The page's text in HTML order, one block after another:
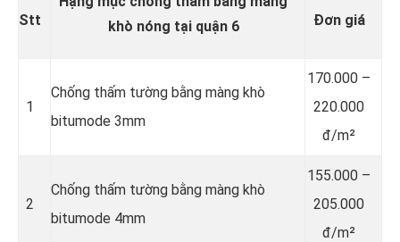
Stt
khò nóng tại quận 6
Đơn giá
1
Chống thấm tường bằng màng khò
bitumode 3mm
170.000 –
220.000
đ/m²
2
Chống thấm tường bằng màng khò
bitumode 4mm
155.000 –
205.000
đ/m²